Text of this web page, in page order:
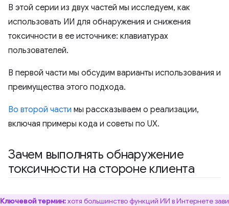
В этой серии из двух частей мы исследуем, как
использовать ИИ для обнаружения и снижения
токсичности в ее источнике: клавиатурах
пользователей.
В первой части мы обсудим варианты использования и
преимущества этого подхода.
Во второй части мы рассказываем о реализации,
включая примеры кода и советы по UX.
Зачем выполнять обнаружение
токсичности на стороне клиента
Ключевой термин:хотя большинство функций ИИ в Интернете